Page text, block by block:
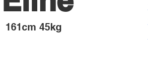
​161cm 45kg